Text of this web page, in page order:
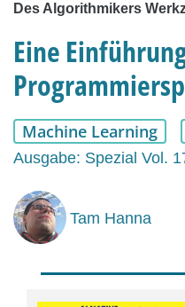
Des Algorithmikers
Eine
Machine Learning
Ausgabe: Spezial Vol.
Tam Hanna